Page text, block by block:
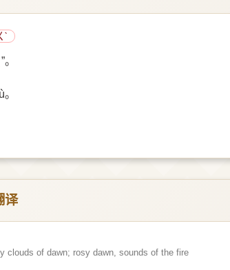
”。
译
clouds of dawn; rosy dawn, sounds of the fire